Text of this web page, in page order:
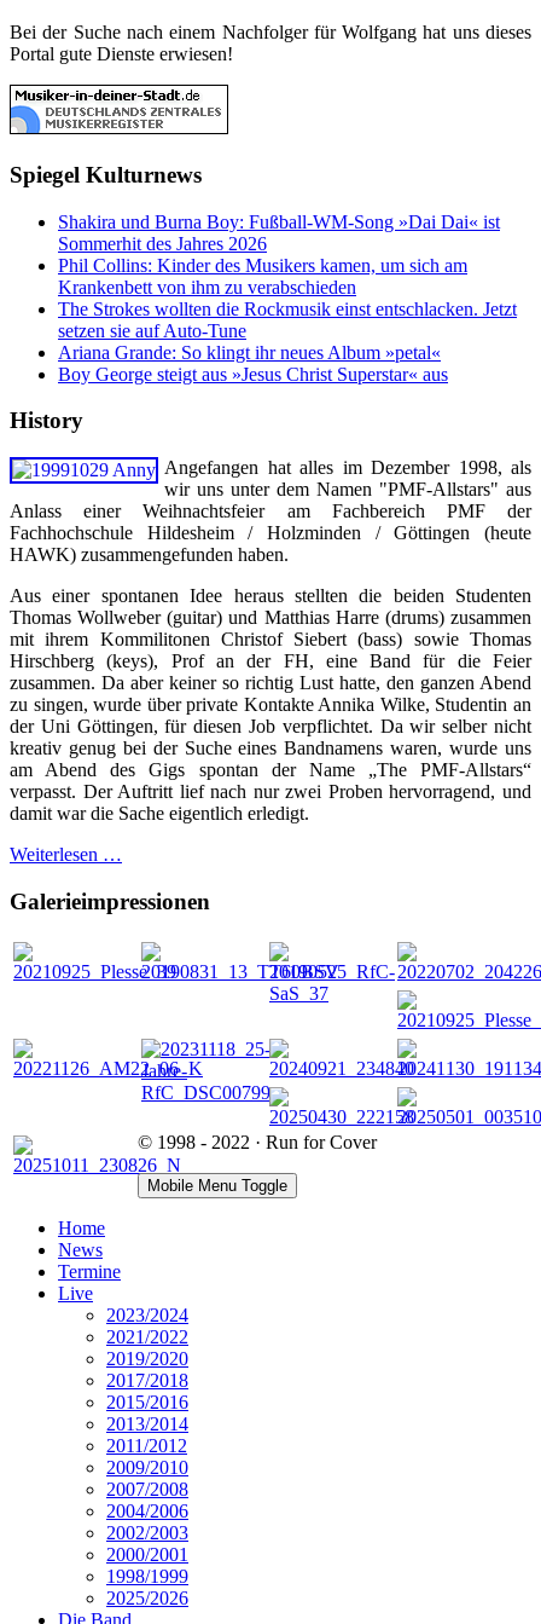
Bei der Suche nach einem Nachfolger für Wolfgang hat uns dieses
Portal gute Dienste erwiesen!
Spiegel Kulturnews
Shakira und Burna Boy: Fußball-WM-Song »Dai Dai« ist
Sommerhit des Jahres 2026
Phil Collins: Kinder des Musikers kamen, um sich am
Krankenbett von ihm zu verabschieden
The Strokes wollten die Rockmusik einst entschlacken. Jetzt
setzen sie auf Auto-Tune
Ariana Grande: So klingt ihr neues Album »petal«
Boy George steigt aus »Jesus Christ Superstar« aus
History
Angefangen hat alles im Dezember 1998, als
wir uns unter dem Namen "PMF-Allstars" aus
Anlass einer Weihnachtsfeier am Fachbereich PMF der
Fachhochschule Hildesheim / Holzminden / Göttingen (heute
HAWK) zusammengefunden haben.
Aus einer spontanen Idee heraus stellten die beiden Studenten
Thomas Wollweber (guitar) und Matthias Harre (drums) zusammen
mit ihrem Kommilitonen Christof Siebert (bass) sowie Thomas
Hirschberg (keys), Prof an der FH, eine Band für die Feier
zusammen. Da aber keiner so richtig Lust hatte, den ganzen Abend
zu singen, wurde über private Kontakte Annika Wilke, Studentin an
der Uni Göttingen, für diesen Job verpflichtet. Da wir selber nicht
kreativ genug bei der Suche eines Bandnamens waren, wurde uns
am Abend des Gigs spontan der Name „The PMF-Allstars“
verpasst. Der Auftritt lief nach nur zwei Proben hervorragend, und
damit war die Sache eigentlich erledigt.
Weiterlesen …
Galerieimpressionen
© 1998 - 2022 · Run for Cover
Mobile Menu Toggle
Home
News
Termine
Live
2023/2024
2021/2022
2019/2020
2017/2018
2015/2016
2013/2014
2011/2012
2009/2010
2007/2008
2004/2006
2002/2003
2000/2001
1998/1999
2025/2026
Die Band